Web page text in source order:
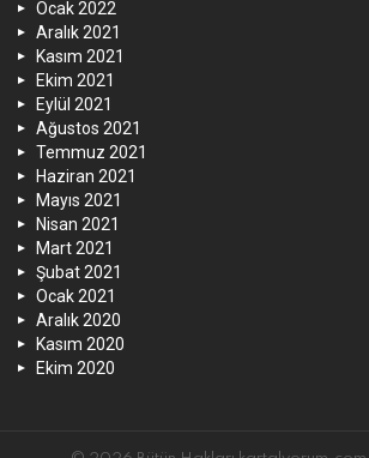
Ocak 2022
Aralık 2021
Kasım 2021
Ekim 2021
Eylül 2021
Ağustos 2021
Temmuz 2021
Haziran 2021
Mayıs 2021
Nisan 2021
Mart 2021
Şubat 2021
Ocak 2021
Aralık 2020
Kasım 2020
Ekim 2020